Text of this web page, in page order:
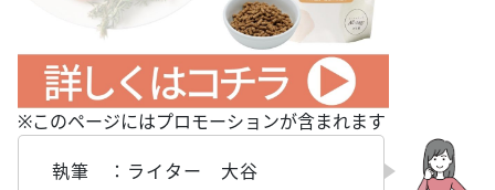
※このページにはプロモーションが含まれます
執筆 ：ライター 大谷